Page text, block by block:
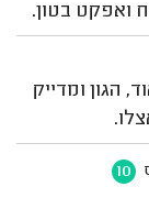
הגון ומדייק
10